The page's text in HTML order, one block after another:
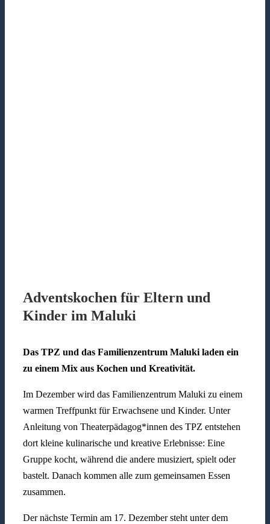
Adventskochen für Eltern und
Kinder im Maluki
Das TPZ und das Familienzentrum Maluki laden ein
zu einem Mix aus Kochen und Kreativität.
Im Dezember wird das Familienzentrum Maluki zu einem
warmen Treffpunkt für Erwachsene und Kinder. Unter
Anleitung von Theaterpädagog*innen des TPZ entstehen
dort kleine kulinarische und kreative Erlebnisse: Eine
Gruppe kocht, während die andere musiziert, spielt oder
bastelt. Danach kommen alle zum gemeinsamen Essen
zusammen.
Der nächste Termin am 17. Dezember steht unter dem